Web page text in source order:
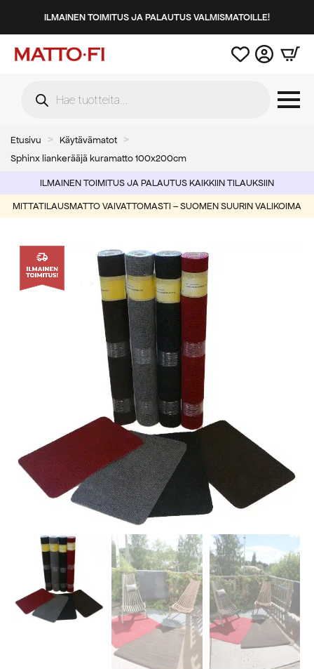
ILMAINEN TOIMITUS JA PALAUTUS VALMISMATOILLE!
search
Etusivu
Käytävämatot
Sphinx liankerääjä kuramatto 100x200cm
ILMAINEN TOIMITUS JA PALAUTUS KAIKKIIN TILAUKSIIN
MITTATILAUSMATTO VAIVATTOMASTI – SUOMEN SUURIN VALIKOIMA